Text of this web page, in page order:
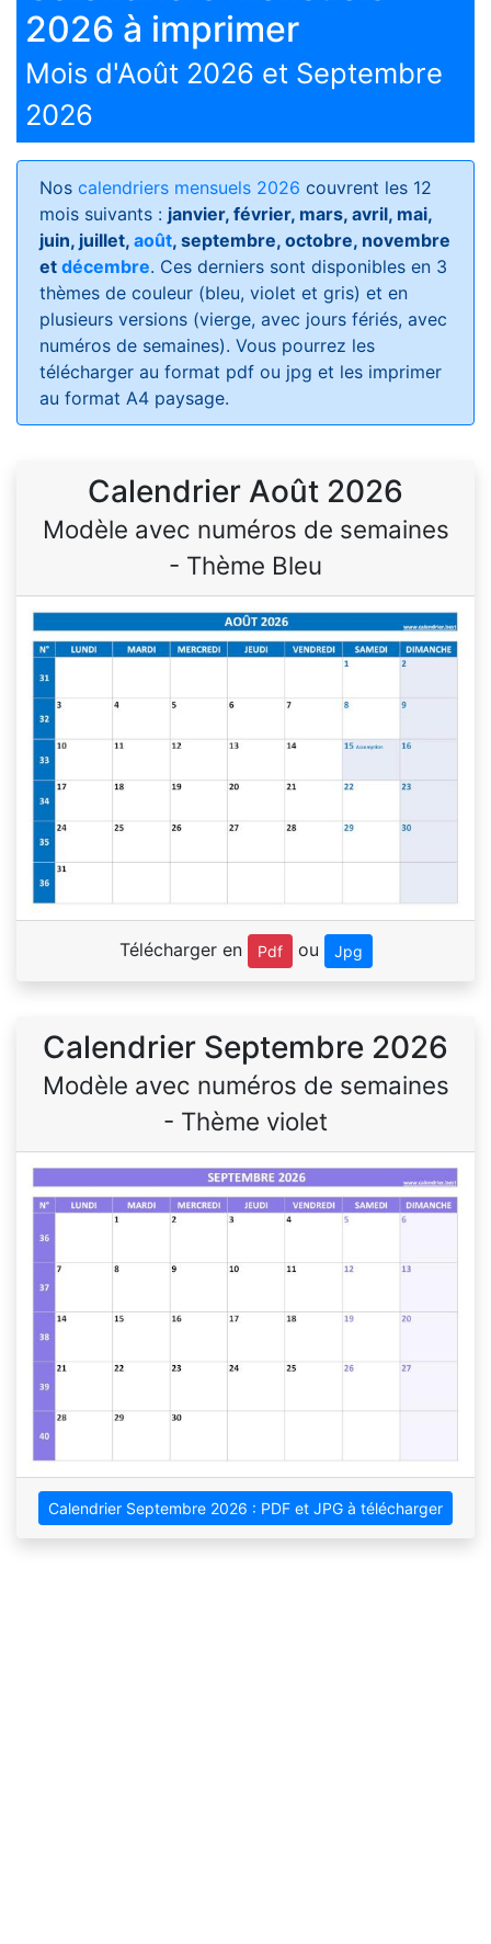
2026 à imprimer
Mois d'Août 2026 et Septembre
2026
Nos calendriers mensuels 2026 couvrent les 12
mois suivants : janvier, février, mars, avril, mai,
juin, juillet, août, septembre, octobre, novembre
et décembre. Ces derniers sont disponibles en 3
thèmes de couleur (bleu, violet et gris) et en
plusieurs versions (vierge, avec jours fériés, avec
numéros de semaines). Vous pourrez les
télécharger au format pdf ou jpg et les imprimer
au format A4 paysage.
Calendrier Août 2026
Modèle avec numéros de semaines
- Thème Bleu
Télécharger en Pdf ou Jpg
Calendrier Septembre 2026
Modèle avec numéros de semaines
- Thème violet
Calendrier Septembre 2026 : PDF et JPG à télécharger